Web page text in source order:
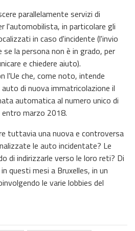
parallelamente servizi di
l'automobilista, in particolare gli
in caso d'incidente (l'invio
se la persona non è in grado, per
e chiedere aiuto).
l'Ue che, come noto, intende
di nuova immatricolazione il
automatica al numero unico di
marzo 2018.
tuttavia una nuova e controversa
le auto incidentate? Le
di indirizzarle verso le loro reti? Di
questi mesi a Bruxelles, in un
le varie lobbies del